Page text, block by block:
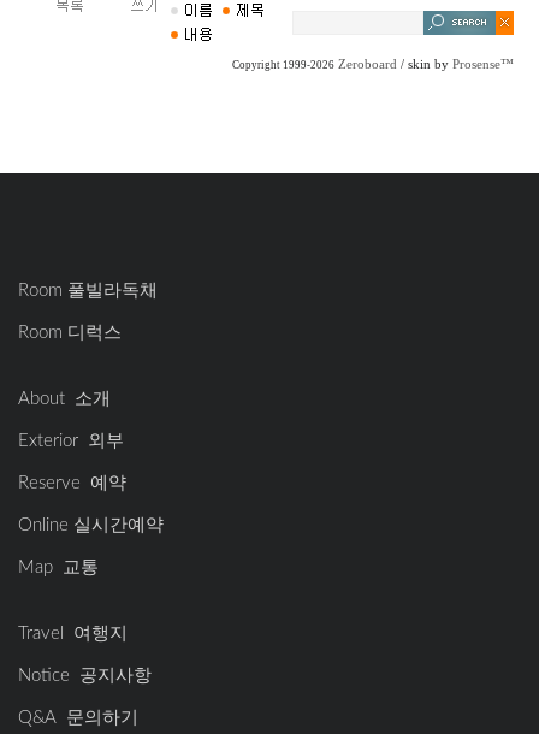
Copyright 1999-2026 Zeroboard / skin by Prosense™
Room 풀빌라독채
Room 디럭스
About 소개
Exterior 외부
Reserve 예약
Online 실시간예약
Map 교통
Travel 여행지
Notice 공지사항
Q&A 문의하기